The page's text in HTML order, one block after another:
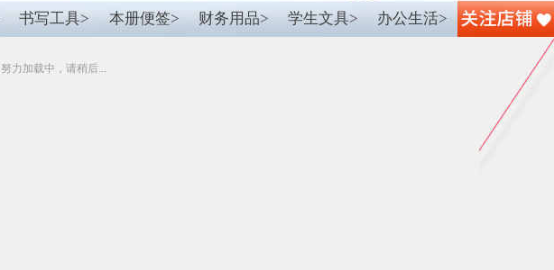
书写工具> 本册便签> 学生文具>
财务用品> 办公生活>
努力加载中，请稍后...